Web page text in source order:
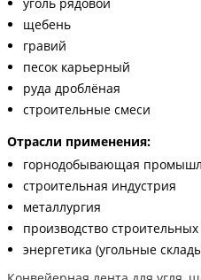
уголь рядовой
щебень
гравий
песок карьерный
руда дроблёная
строительные смеси
Отрасли применения:
горнодобывающая
строительная индустрия
металлургия
производство
энергетика (угольные